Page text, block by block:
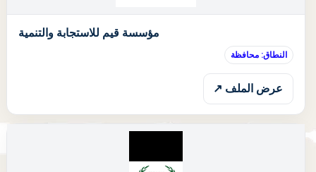
مؤسسة قيم للاستجابة والتنمية
النطاق: محافظة
عرض الملف ↗